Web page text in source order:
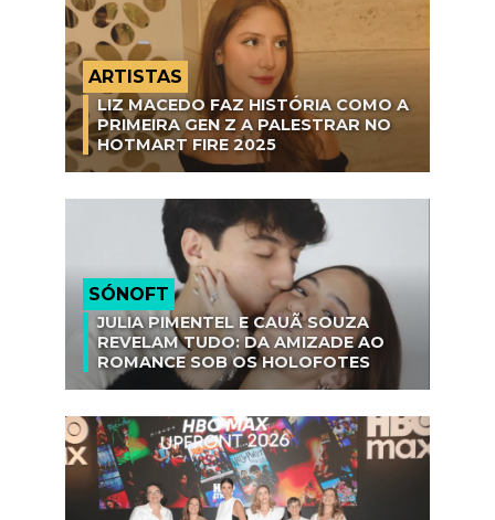
ARTISTAS
LIZ MACEDO FAZ HISTÓRIA COMO A
PRIMEIRA GEN Z A PALESTRAR NO
HOTMART FIRE 2025
SÓNOFT
JULIA PIMENTEL E CAUÃ SOUZA
REVELAM TUDO: DA AMIZADE AO
ROMANCE SOB OS HOLOFOTES